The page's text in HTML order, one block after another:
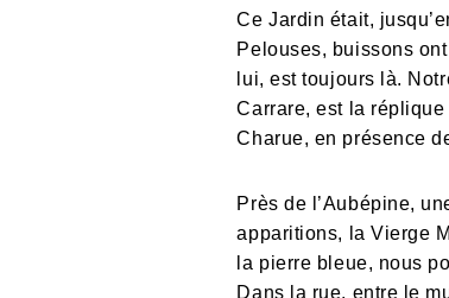
Ce Jardin était,
Pelouses, buissons
lui, est toujours là.
Carrare, est la
Charue, en présence
Près de l’Aubépine,
apparitions, la Vierge
la pierre bleue, nous
Dans la rue, entre le